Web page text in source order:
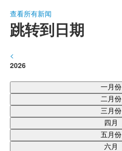
查看所有新闻
跳转到日期
<
2026
一月份
二月份
三月份
四月
五月份
六月